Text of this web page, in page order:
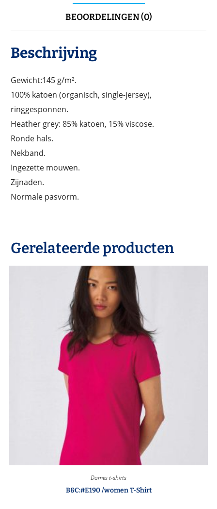
BEOORDELINGEN (0)
Beschrijving
Gewicht:145 g/m².
100% katoen (organisch, single-jersey),
ringgesponnen.
Heather grey: 85% katoen, 15% viscose.
Ronde hals.
Nekband.
Ingezette mouwen.
Zijnaden.
Normale pasvorm.
Gerelateerde producten
Dames t-shirts
B&C:#E190 /women T-Shirt